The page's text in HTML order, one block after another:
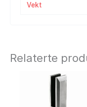
Vekt
Relaterte